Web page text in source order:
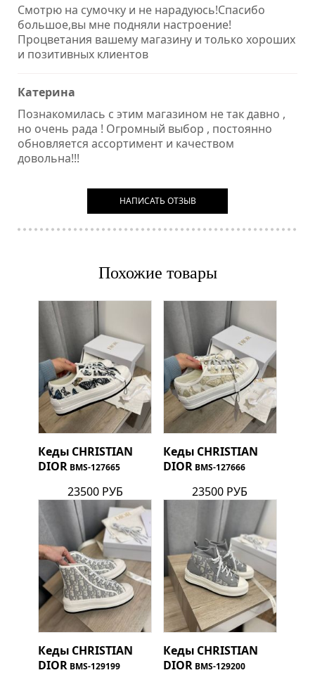
Смотрю на сумочку и не нарадуюсь!Спасибо
большое,вы мне подняли настроение!
Процветания вашему магазину и только хороших
и позитивных клиентов
Катерина
Познакомилась с этим магазином не так давно ,
но очень рада ! Огромный выбор , постоянно
обновляется ассортимент и качеством
довольна!!!
НАПИСАТЬ ОТЗЫВ
Похожие товары
Кеды CHRISTIAN
DIOR BMS-127665
23500 РУБ
Кеды CHRISTIAN
DIOR BMS-127666
23500 РУБ
Кеды CHRISTIAN
DIOR BMS-129199
Кеды CHRISTIAN
DIOR BMS-129200